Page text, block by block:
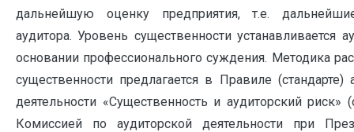
дальнейшую оценку предприятия, т.е.
аудитора. Уровень существенности устанавливается
основании профессионального суждения. Методика
существенности предлагается в Правиле (стандарте)
деятельности «Существенность и аудиторский риск»
Комиссией по аудиторской деятельности при